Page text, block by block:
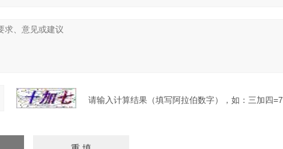
请输入计算结果（填写阿拉伯数字），如：三加四=7